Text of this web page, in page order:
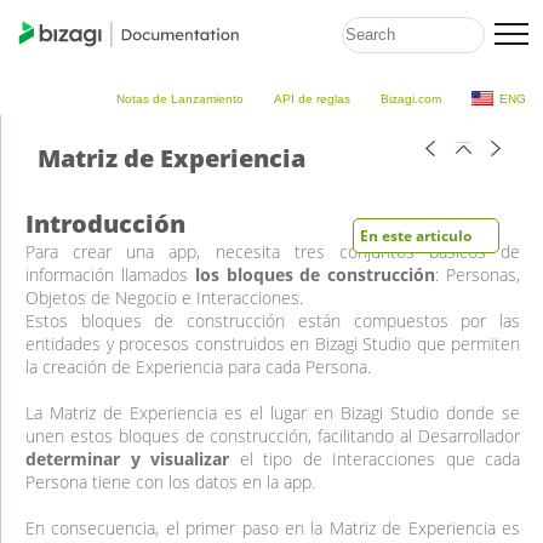
Notas de Lanzamiento API de reglas Bizagi.com ENG